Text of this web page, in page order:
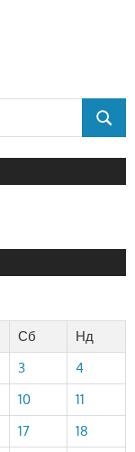
Сб
Нд
3
4
10
11
17
18